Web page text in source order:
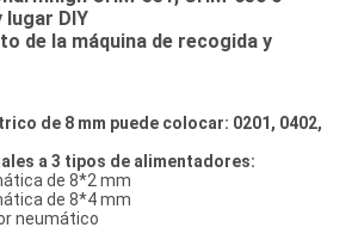
lugar DIY
de la máquina de recogida y
de 8 mm puede colocar: 0201, 0402,
a 3 tipos de alimentadores:
de 8*2 mm
de 8*4 mm
neumático